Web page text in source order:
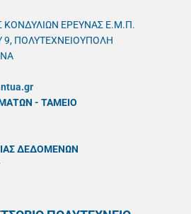
ΚΟΝΔΥΛΙΩΝ ΕΡΕΥΝΑΣ Ε.Μ.Π.
ΠΟΛΥΤΕΧΝΕΙΟΥΠΟΛΗ
- ΤΑΜΕΙΟ
ΔΕΔΟΜΕΝΩΝ